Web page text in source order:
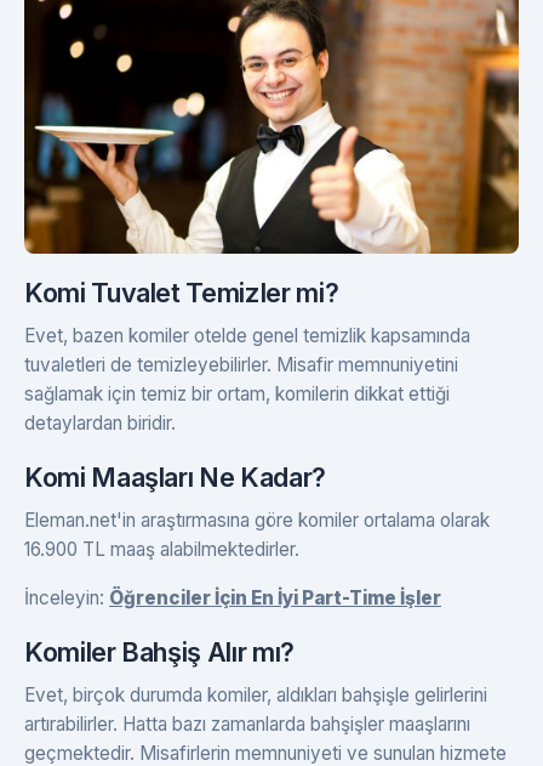
Komi Tuvalet Temizler mi?
Evet, bazen komiler otelde genel temizlik kapsamında
tuvaletleri de temizleyebilirler. Misafir memnuniyetini
sağlamak için temiz bir ortam, komilerin dikkat ettiği
detaylardan biridir.
Komi Maaşları Ne Kadar?
Eleman.net'in araştırmasına göre komiler ortalama olarak
16.900 TL maaş alabilmektedirler.
İnceleyin: Öğrenciler İçin En İyi Part-Time İşler
Komiler Bahşiş Alır mı?
Evet, birçok durumda komiler, aldıkları bahşişle gelirlerini
artırabilirler. Hatta bazı zamanlarda bahşişler maaşlarını
geçmektedir. Misafirlerin memnuniyeti ve sunulan hizmete